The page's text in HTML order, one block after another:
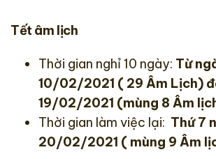
Tết âm lịch
Thời gian nghỉ 10 ngày: Từ
10/02/2021 ( 29 Âm Lịch)
19/02/2021 (mùng 8 Âm
Thời gian làm việc lại: Thứ 7
20/02/2021 ( mùng 9 Âm